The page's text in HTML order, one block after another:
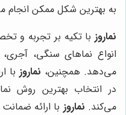
به بهترین شکل ممکن انجام
نماروز با تکیه بر تجربه و
انواع نماهای سنگی، آجری،
می‌دهد. همچنین، نماروز با
در انتخاب بهترین روش
می‌کند. نماروز با ارائه